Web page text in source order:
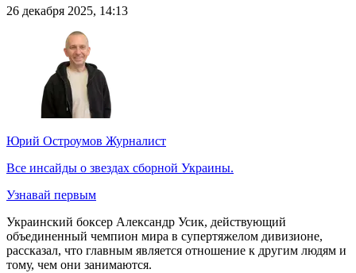
26 декабря 2025, 14:13
Юрий Остроумов Журналист
Все инсайды о звездах сборной Украины.
Узнавай первым
Украинский боксер Александр Усик, действующий
объединенный чемпион мира в супертяжелом дивизионе,
рассказал, что главным является отношение к другим людям и
тому, чем они занимаются.